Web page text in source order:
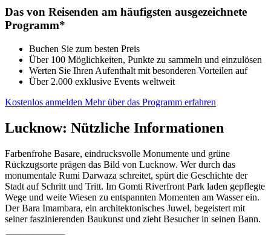
Das von Reisenden am häufigsten ausgezeichnete
Programm*
Buchen Sie zum besten Preis
Über 100 Möglichkeiten, Punkte zu sammeln und einzulösen
Werten Sie Ihren Aufenthalt mit besonderen Vorteilen auf
Über 2.000 exklusive Events weltweit
Kostenlos anmelden Mehr über das Programm erfahren
Lucknow: Nützliche Informationen
Farbenfrohe Basare, eindrucksvolle Monumente und grüne
Rückzugsorte prägen das Bild von Lucknow. Wer durch das
monumentale Rumi Darwaza schreitet, spürt die Geschichte der
Stadt auf Schritt und Tritt. Im Gomti Riverfront Park laden gepflegte
Wege und weite Wiesen zu entspannten Momenten am Wasser ein.
Der Bara Imambara, ein architektonisches Juwel, begeistert mit
seiner faszinierenden Baukunst und zieht Besucher in seinen Bann.